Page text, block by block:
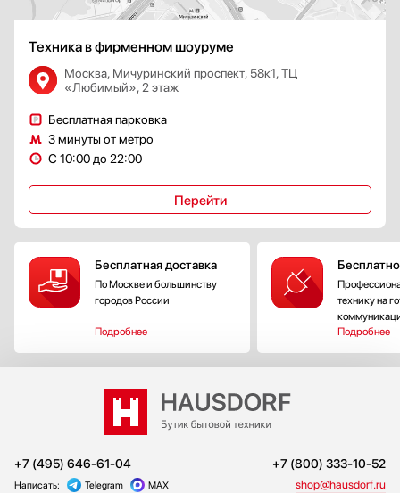
Техника в фирменном шоуруме
Москва, Мичуринский проспект, 58к1, ТЦ
«Любимый», 2 этаж
Бесплатная парковка
3 минуты от метро
С 10:00 до 22:00
Перейти
Бесплатная доставка
По Москве и большинству
городов России
Подробнее
технику на
Подробнее
+7 (495) 646-61-04 +7 (800) 333-10-52
Написать: Telegram MAX shop@hausdorf.ru